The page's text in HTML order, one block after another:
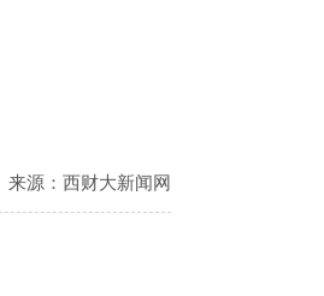
来源：西财大新闻网